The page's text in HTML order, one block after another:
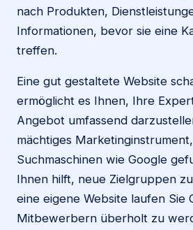
nach Produkten,
Informationen, bevor sie eine
treffen.
Eine gut gestaltete Website
ermöglicht es Ihnen, Ihre
Angebot umfassend
mächtiges
Suchmaschinen wie Google
Ihnen hilft, neue Zielgruppen
eine eigene Website laufen Sie
Mitbewerbern überholt zu